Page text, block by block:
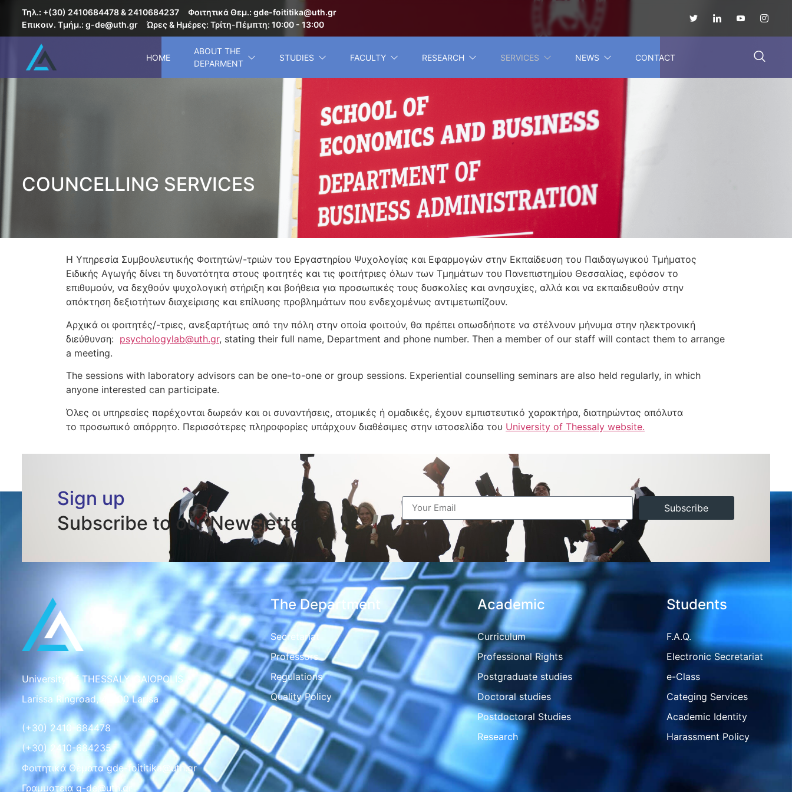
Τηλ.: +(30) 2410684478 & 2410684237
Φοιτητικά Θεμ.: gde-foititika@uth.gr
Επικοιν. Τμήμ.: g-de@uth.gr
Ώρες & Ημέρες: Τρίτη-Πέμπτη: 10:00 - 13:00
HOME
ABOUT THE
DEPARMENT
STUDIES FACULTY RESEARCH SERVICES NEWS CONTACT
COUNCELLING SERVICES
Η Υπηρεσία Συμβουλευτικής Φοιτητών/-τριών του Εργαστηρίου Ψυχολογίας και Εφαρμογών στην Εκπαίδευση του Παιδαγωγικού Τμήματος
Ειδικής Αγωγής δίνει τη δυνατότητα στους φοιτητές και τις φοιτήτριες όλων των Τμημάτων του Πανεπιστημίου Θεσσαλίας, εφόσον το
επιθυμούν, να δεχθούν ψυχολογική στήριξη και βοήθεια για προσωπικές τους δυσκολίες και ανησυχίες, αλλά και να εκπαιδευθούν στην
απόκτηση δεξιοτήτων διαχείρισης και επίλυσης προβλημάτων που ενδεχομένως αντιμετωπίζουν.
Αρχικά οι φοιτητές/-τριες, ανεξαρτήτως από την πόλη στην οποία φοιτούν, θα πρέπει οπωσδήποτε να στέλνουν μήνυμα στην ηλεκτρονική
διεύθυνση: psychologylab@uth.gr, stating their full name, Department and phone number. Then a member of our staff will contact them to arrange
a meeting.
The sessions with laboratory advisors can be one-to-one or group sessions. Experiential counselling seminars are also held regularly, in which
anyone interested can participate.
Όλες οι υπηρεσίες παρέχονται δωρεάν και οι συναντήσεις, ατομικές ή ομαδικές, έχουν εμπιστευτικό χαρακτήρα, διατηρώντας απόλυτα
το προσωπικό απόρρητο. Περισσότερες πληροφορίες υπάρχουν διαθέσιμες στην ιστοσελίδα του University of Thessaly website.
Sign up
Subscribe to our Newsletter
Subscribe
University of THESSALY-GAIOPOLIS
Larissa Ringroad, 41500 Larisa
(+30) 2410-684478
(+30) 2410-684235
Φοιτητικά Θέματα gde-foititika@uth.gr
Γραμματεια g-de@uth.gr
The Department
Secretariat
Professors
Regulations
Quality Policy
Academic
Curriculum
Professional Rights
Postgraduate studies
Doctoral studies
Postdoctoral Studies
Research
Students
F.A.Q.
Electronic Secretariat
e-Class
Categing Services
Academic Identity
Harassment Policy